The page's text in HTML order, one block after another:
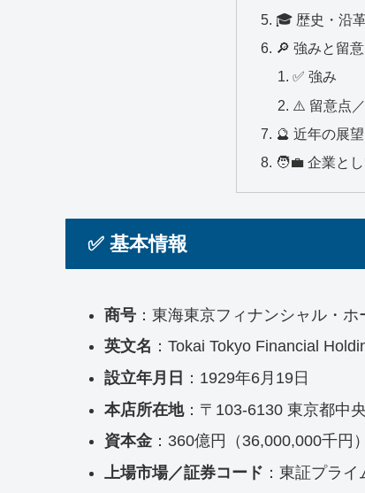
🎓 歴史・沿
🔎 強みと留
✅ 強み
⚠️ 留意点
🔮 近年の展
🧑‍💼 企業と
✅ 基本情報
商号：東海東京フィナンシャル・
英文名 ：Tokai Tokyo Financial
設立年月日 ：1929年6月19日
本店所在地：〒103-6130 東京都中
資本金：360億円（36,000,000千円）
上場市場／証券コード ：東証プラ